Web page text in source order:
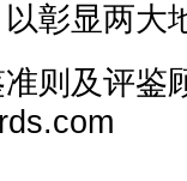
彰显两大
则及评鉴